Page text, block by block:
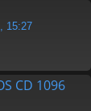
15:27
CD 1096